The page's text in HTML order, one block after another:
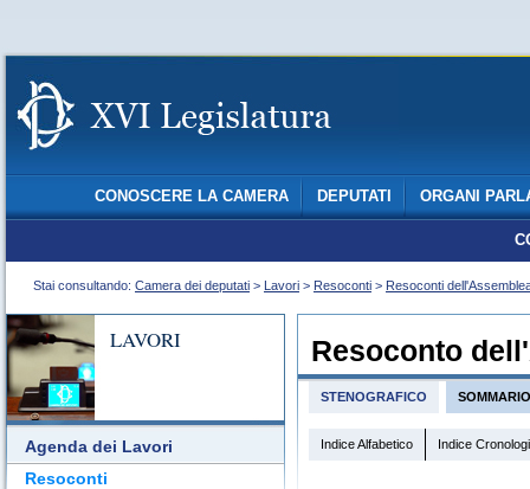
CONOSCERE LA CAMERA DEPUTATI ORGANI
Stai consultando: Camera dei deputati > Lavori > Resoconti > Resoconti
LAVORI
Agenda dei Lavori
Resoconti
Resoconto
STENOGRAFICO SOMMARIO
Indice Alfabetico Indice